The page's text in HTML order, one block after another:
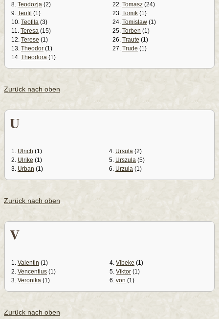
8. Teodozja (2)
9. Teofil (1)
10. Teofila (3)
11. Teresa (15)
12. Terese (1)
13. Theodor (1)
14. Theodora (1)
22. Tomasz (24)
23. Tomik (1)
24. Tomislaw (1)
25. Torben (1)
26. Traute (1)
27. Trude (1)
Zurück nach oben
U
1. Ulrich (1)
2. Ulrike (1)
3. Urban (1)
4. Ursula (2)
5. Urszula (5)
6. Urzula (1)
Zurück nach oben
V
1. Valentin (1)
2. Vencentius (1)
3. Veronika (1)
4. Vibeke (1)
5. Viktor (1)
6. von (1)
Zurück nach oben